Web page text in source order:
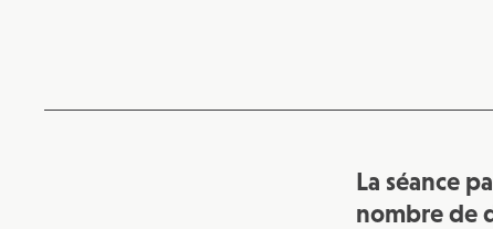
La séance
nombre de